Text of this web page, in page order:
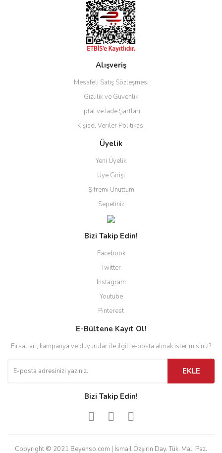
Bu ürüne benzer farklı alternatifler olmalı.
Gönder
Alışveriş
Mesafeli Satış Sözleşmesi
Gizlilik ve Güvenlik
İptal ve İade Şartları
Kişisel Veriler Politikası
Üyelik
Yeni Üyelik
Üye Girişi
Şifremi Unuttum
Sepetiniz
Bizi Takip Edin!
Facebook
Twitter
Instagram
Youtube
Pinterest
E-Bültene Kayıt Ol!
Fırsatları, kampanya ve duyurular ile ilgili e-posta almak ister misiniz?
EKLE
Bizi Takip Edin!
Copyright © 2021 Beyenso.com | İsmail Özşirin Day. Tük. Mal. Paz.